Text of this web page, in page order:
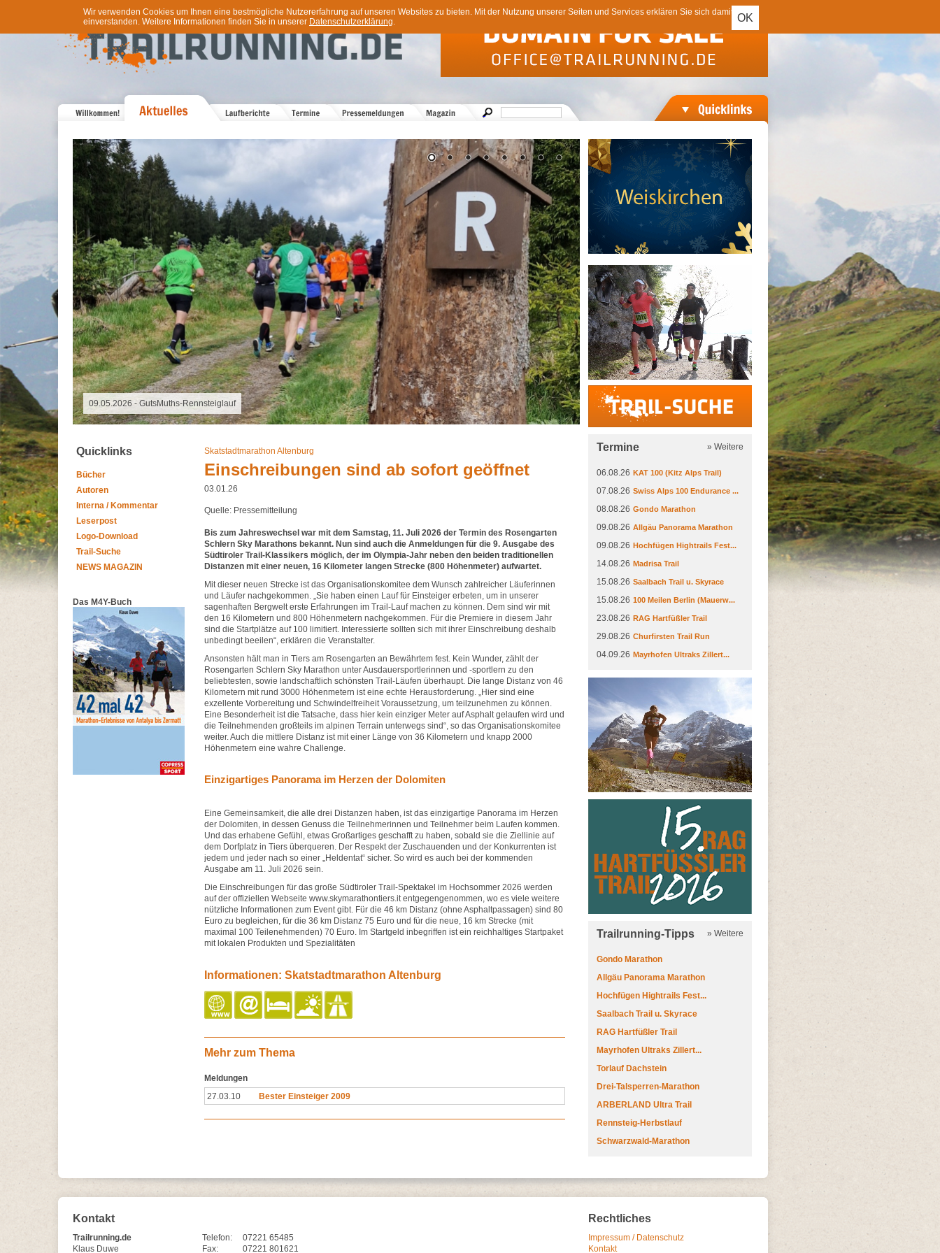
OK
Wir verwenden Cookies um Ihnen eine bestmögliche Nutzererfahrung auf unseren Websites zu bieten. Mit der Nutzung unserer Seiten und Services erklären Sie sich damit
einverstanden. Weitere Informationen finden Sie in unserer Datenschutzerklärung.
06.08.2026 - Special Event
Trail-Suche
Quicklinks
Bücher
Autoren
Interna / Kommentar
Leserpost
Logo-Download
Trail-Suche
NEWS MAGAZIN
Das M4Y-Buch
Skatstadtmarathon Altenburg
Einschreibungen sind ab sofort geöffnet
03.01.26
Quelle: Pressemitteilung
Bis zum Jahreswechsel war mit dem Samstag, 11. Juli 2026 der Termin des Rosengarten
Schlern Sky Marathons bekannt. Nun sind auch die Anmeldungen für die 9. Ausgabe des
Südtiroler Trail-Klassikers möglich, der im Olympia-Jahr neben den beiden traditionellen
Distanzen mit einer neuen, 16 Kilometer langen Strecke (800 Höhenmeter) aufwartet.
Mit dieser neuen Strecke ist das Organisationskomitee dem Wunsch zahlreicher Läuferinnen
und Läufer nachgekommen. „Sie haben einen Lauf für Einsteiger erbeten, um in unserer
sagenhaften Bergwelt erste Erfahrungen im Trail-Lauf machen zu können. Dem sind wir mit
den 16 Kilometern und 800 Höhenmetern nachgekommen. Für die Premiere in diesem Jahr
sind die Startplätze auf 100 limitiert. Interessierte sollten sich mit ihrer Einschreibung deshalb
unbedingt beeilen“, erklären die Veranstalter.
Ansonsten hält man in Tiers am Rosengarten an Bewährtem fest. Kein Wunder, zählt der
Rosengarten Schlern Sky Marathon unter Ausdauersportlerinnen und -sportlern zu den
beliebtesten, sowie landschaftlich schönsten Trail-Läufen überhaupt. Die lange Distanz von 46
Kilometern mit rund 3000 Höhenmetern ist eine echte Herausforderung. „Hier sind eine
exzellente Vorbereitung und Schwindelfreiheit Voraussetzung, um teilzunehmen zu können.
Eine Besonderheit ist die Tatsache, dass hier kein einziger Meter auf Asphalt gelaufen wird und
die Teilnehmenden großteils im alpinen Terrain unterwegs sind“, so das Organisationskomitee
weiter. Auch die mittlere Distanz ist mit einer Länge von 36 Kilometern und knapp 2000
Höhenmetern eine wahre Challenge.
Einzigartiges Panorama im Herzen der Dolomiten
Eine Gemeinsamkeit, die alle drei Distanzen haben, ist das einzigartige Panorama im Herzen
der Dolomiten, in dessen Genuss die Teilnehmerinnen und Teilnehmer beim Laufen kommen.
Und das erhabene Gefühl, etwas Großartiges geschafft zu haben, sobald sie die Ziellinie auf
dem Dorfplatz in Tiers überqueren. Der Respekt der Zuschauenden und der Konkurrenten ist
jedem und jeder nach so einer „Heldentat“ sicher. So wird es auch bei der kommenden
Ausgabe am 11. Juli 2026 sein.
Die Einschreibungen für das große Südtiroler Trail-Spektakel im Hochsommer 2026 werden
auf der offiziellen Webseite www.skymarathontiers.it entgegengenommen, wo es viele weitere
nützliche Informationen zum Event gibt. Für die 46 km Distanz (ohne Asphaltpassagen) sind 80
Euro zu begleichen, für die 36 km Distanz 75 Euro und für die neue, 16 km Strecke (mit
maximal 100 Teilenehmenden) 70 Euro. Im Startgeld inbegriffen ist ein reichhaltiges Startpaket
mit lokalen Produkten und Spezialitäten
Informationen: Skatstadtmarathon Altenburg
Mehr zum Thema
Meldungen
27.03.10
Bester Einsteiger 2009
Termine » Weitere
06.08.26 KAT 100 (Kitz Alps Trail)
07.08.26 Swiss Alps 100 Endurance ...
08.08.26 Gondo Marathon
09.08.26 Allgäu Panorama Marathon
09.08.26 Hochfügen Hightrails Fest...
14.08.26 Madrisa Trail
15.08.26 Saalbach Trail u. Skyrace
15.08.26 100 Meilen Berlin (Mauerw...
23.08.26 RAG Hartfüßler Trail
29.08.26 Churfirsten Trail Run
04.09.26 Mayrhofen Ultraks Zillert...
Trailrunning-Tipps » Weitere
Gondo Marathon
Allgäu Panorama Marathon
Hochfügen Hightrails Fest...
Saalbach Trail u. Skyrace
RAG Hartfüßler Trail
Mayrhofen Ultraks Zillert...
Torlauf Dachstein
Drei-Talsperren-Marathon
ARBERLAND Ultra Trail
Rennsteig-Herbstlauf
Schwarzwald-Marathon
Kontakt
Trailrunning.de
Klaus Duwe
Telefon:
07221 65485
Fax:
07221 801621
Rechtliches
Impressum / Datenschutz
Kontakt